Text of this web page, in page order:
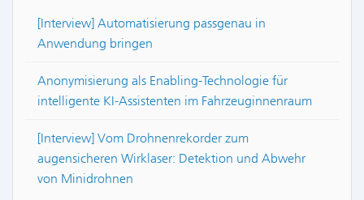
[Interview] Automatisierung passgenau in
Anwendung bringen
Anonymisierung als Enabling-Technologie für
intelligente KI-Assistenten im Fahrzeuginnenraum
[Interview] Vom Drohnenrekorder zum
augensicheren Wirklaser: Detektion und Abwehr
von Minidrohnen